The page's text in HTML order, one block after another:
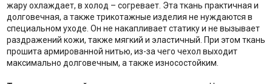
жару охлаждает, в холод – согревает. Эта ткань практичная и
долговечная, а также трикотажные изделия не нуждаются в
специальном уходе. Он не накапливает статику и не вызывает
раздражений кожи, также мягкий и эластичный. При этом ткань
прошита армированной нитью, из-за чего чехол выходит
максимально долговечным, а также износостойким.